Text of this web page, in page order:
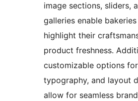
image sections, sliders,
galleries enable
highlight their
product freshness.
customizable options
typography, and layout
allow for seamless